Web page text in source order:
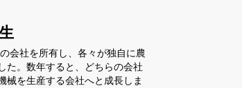
会社を所有し、各々が独自に農
た。数年すると、どちらの会社
械を生産する会社へと成長しま